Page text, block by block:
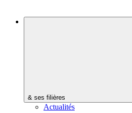
& ses filières
Actualités